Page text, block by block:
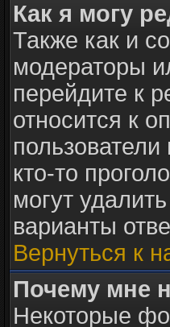
Как я могу
Также как и
модераторы
перейдите к
относится к
кто-то
могут
варианты
Вернуться к
Почему мне
Некоторые